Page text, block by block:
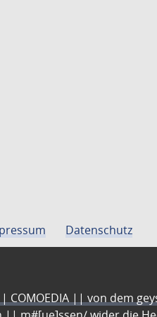
Datenschutz
COMOEDIA || von dem